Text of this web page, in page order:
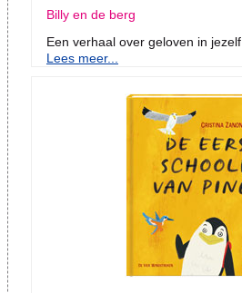
Billy en de berg
Een verhaal over geloven in jezelf
Lees meer...